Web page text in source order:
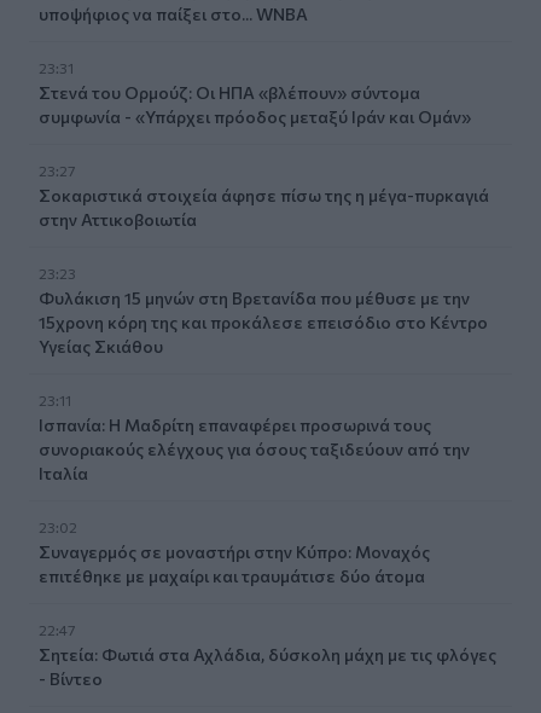
υποψήφιος να παίξει στο... WNBA
23:31
Στενά του Ορμούζ: Οι ΗΠΑ «βλέπουν» σύντομα
συμφωνία - «Υπάρχει πρόοδος μεταξύ Ιράν και Ομάν»
23:27
Σοκαριστικά στοιχεία άφησε πίσω της η μέγα-πυρκαγιά
στην Αττικοβοιωτία
23:23
Φυλάκιση 15 μηνών στη Βρετανίδα που μέθυσε με την
15χρονη κόρη της και προκάλεσε επεισόδιο στο Κέντρο
Υγείας Σκιάθου
23:11
Ισπανία: Η Μαδρίτη επαναφέρει προσωρινά τους
συνοριακούς ελέγχους για όσους ταξιδεύουν από την
Ιταλία
23:02
Συναγερμός σε μοναστήρι στην Κύπρο: Μοναχός
επιτέθηκε με μαχαίρι και τραυμάτισε δύο άτομα
22:47
Σητεία: Φωτιά στα Αχλάδια, δύσκολη μάχη με τις φλόγες
- Βίντεο